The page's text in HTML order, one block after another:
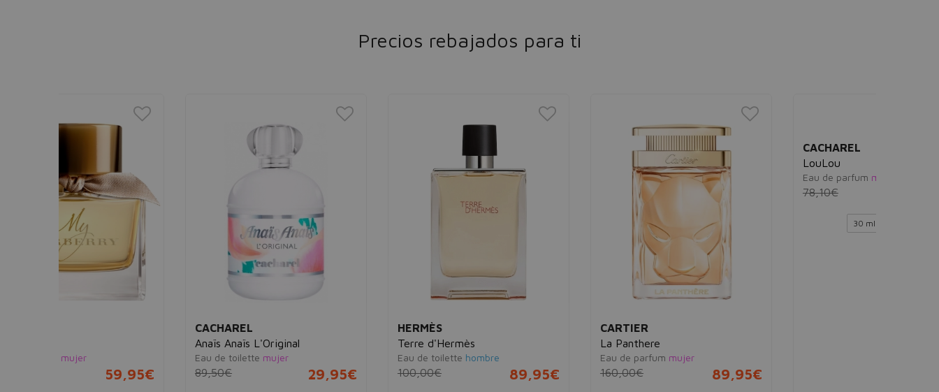
Precios rebajados para ti
Eau de toilette
89,50€ 29,95€
Terre d'Hermès
Eau de toilette
100,00€ 89,95€
Eau de parfum
160,00€ 89,95€
Eau de parfum
78,10€